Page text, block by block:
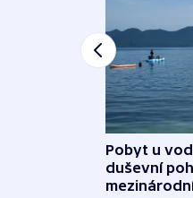
Pobyt u
duševní